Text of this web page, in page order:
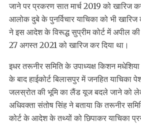
जाने पर प्रकरण सात मार्च 2019 को खारिज
आलोक दुबे के पुनर्विचार याचिका को भी
ने इस आदेश के विरूद्ध सुप्रीम कोर्ट में अपील की
27 अगस्त 2021 को खारिज कर दिया था।
इधर तरूनीर समिति के उपाध्यक्ष किशन
के बाद हाईकोर्ट बिलासपुर में जनहित याचिका
जलस्रोत की भूमि का लैंड यूज बदले जाने को
अधिवक्ता संतोष सिंह ने बताया कि तरूनीर
कोर्ट के आदेश के तथ्यों को छिपाकर याचिका